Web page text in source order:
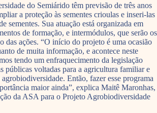
do Semiárido têm previsão de três anos
a proteção às sementes crioulas e inseri-las
sementes. Sua atuação está organizada em
de formação, e intermódulos, que serão os
das ações. “O início do projeto é uma ocasião
de muita informação, e acontece neste
tendo um enfraquecimento da legislação
públicas voltadas para a agricultura familiar e
Então, fazer esse programa
maior ainda”, explica Maitê Maronhas,
da ASA para o Projeto Agrobiodiversidade